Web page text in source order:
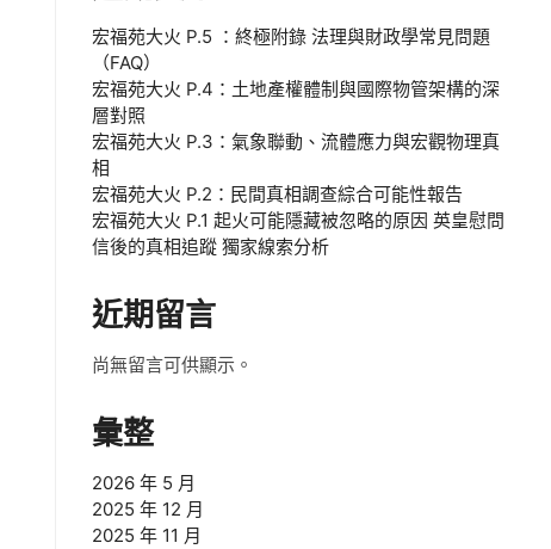
宏福苑大火 P.5 ：終極附錄 法理與財政學常見問題
（FAQ）
宏福苑大火 P.4：土地產權體制與國際物管架構的深
層對照
宏福苑大火 P.3：氣象聯動、流體應力與宏觀物理真
相
宏福苑大火 P.2：民間真相調查綜合可能性報告
宏福苑大火 P.1 起火可能隱藏被忽略的原因 英皇慰問
信後的真相追蹤 獨家線索分析
近期留言
尚無留言可供顯示。
彙整
2026 年 5 月
2025 年 12 月
2025 年 11 月